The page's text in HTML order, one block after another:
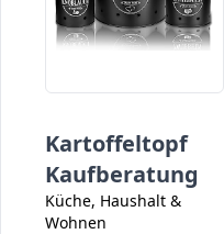
Kartoffeltopf
Kaufberatung
Küche, Haushalt &
Wohnen